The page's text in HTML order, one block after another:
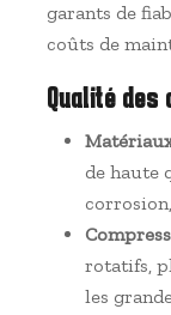
garants de
coûts de
Qualité des
de haute
rotatifs,
les